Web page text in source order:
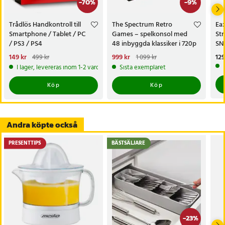
- Funktion: Ersättningsdel för handkontroll
- Skick: Testad och klar för användning
- Kompatibilitet: Meta Quest 3, Meta Quest 3S
Artikelnummer
-70%
Trådlös Handkontroll till
Smartphone / Tablet / PC
/ PS3 / PS4
Nuvarande pris
149 krTidigare pris:499 kr
149 kr 499 kr
I lager, levereras inom 1-2 vardagar
Köp
-9%
The Spectrum Retro
Games – spelkonsol med
48 inbyggda klassiker i 720p
HD
Nuvarande pris
999 krTidigare pris
999 kr 1 099 kr
Sista exemplaret
Köp
Andra köpte också
PRESENTTIPS
-23%
BÄSTSÄLJARE